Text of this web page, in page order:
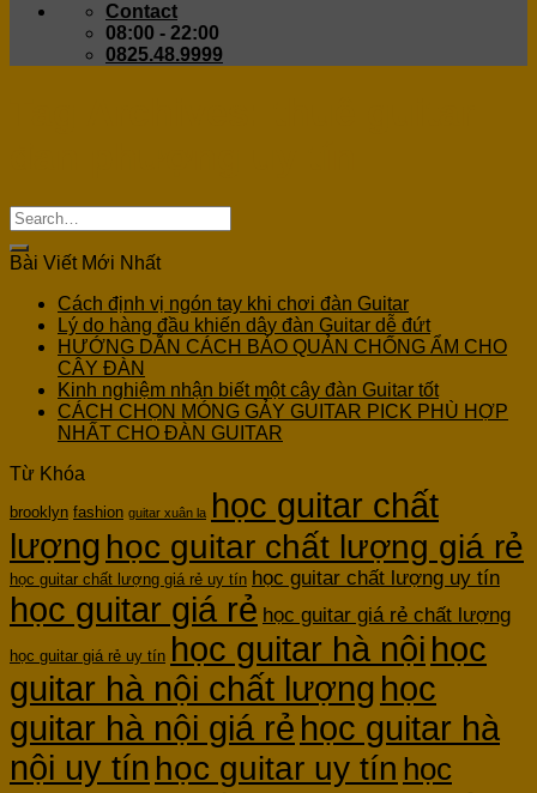
Contact
08:00 - 22:00
0825.48.9999
Bài Viết Mới Nhất
Cách định vị ngón tay khi chơi đàn Guitar
Lý do hàng đầu khiến dây đàn Guitar dễ đứt
HƯỚNG DẪN CÁCH BẢO QUẢN CHỐNG ẨM CHO
CÂY ĐÀN
Kinh nghiệm nhận biết một cây đàn Guitar tốt
CÁCH CHỌN MÓNG GẢY GUITAR PICK PHÙ HỢP
NHẤT CHO ĐÀN GUITAR
Từ Khóa
brooklyn fashion guitar xuân la học guitar chất
lượng học guitar chất lượng giá rẻ
học guitar chất lượng giá rẻ uy tín học guitar chất lượng uy tín
học guitar giá rẻ học guitar giá rẻ chất lượng
học guitar giá rẻ uy tín học guitar hà nội học
guitar hà nội chất lượng học
guitar hà nội giá rẻ học guitar hà
nội uy tín học guitar uy tín học